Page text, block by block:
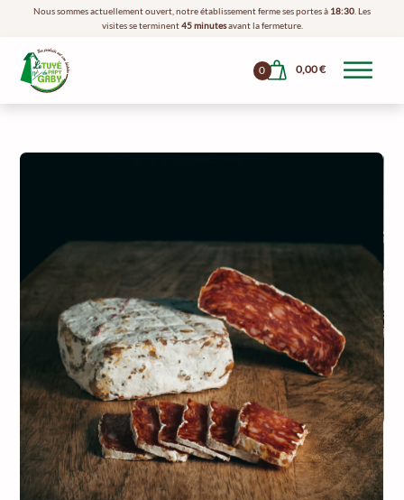
Nous sommes actuellement ouvert, notre établissement ferme ses portes à 18:30. Les
visites se terminent45 minutesavant la fermeture.
0,00€
0